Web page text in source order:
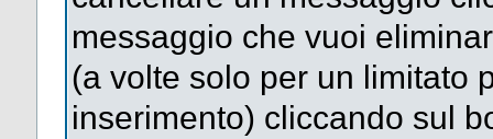
messaggio che vuoi
(a volte solo per un limitato
inserimento) cliccando sul